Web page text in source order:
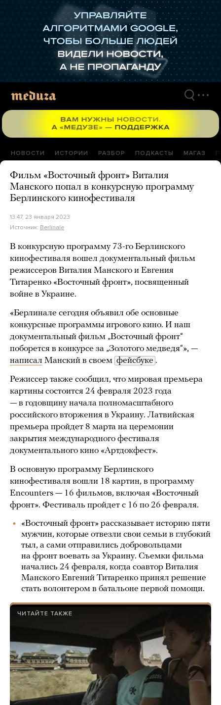
НОВОСТИ ИСТОРИИ РАЗБОР ПОДКАСТЫ МАГАЗ
Фильм «Восточный фронт» Виталия
Манского попал в конкурсную программу
Берлинского кинофестиваля
13:47, 23 января 2023
Источник: Berlinale
В конкурсную программу 73-го Берлинского
кинофестиваля вошел документальный фильм
режиссеров Виталия Манского и Евгения
Титаренко «Восточный фронт», посвященный
войне в Украине.
«Берлинале сегодня объявил обе основные
конкурсные программы игрового кино. И наш
документальный фильм „Восточный фронт“
поборется в конкурсе за „Золотого медведя“», —
написал Манский в своем фейсбуке .
Режиссер также сообщил, что мировая премьера
картины состоится 24 февраля 2023 года
— в годовщину начала полномасштабного
российского вторжения в Украину. Латвийская
премьера пройдет 8 марта на церемонии
закрытия международного фестиваля
документального кино «Артдокфест».
В основную программу Берлинского
кинофестиваля вошли 18 картин, в программу
Encounters — 16 фильмов, включая «Восточный
фронт». Фестиваль пройдет с 16 по 26 февраля.
«Восточный фронт» рассказывает историю пяти
мужчин, которые отвезли свои семьи в глубокий
тыл, а сами отправились добровольцами
на фронт воевать за Украину. Съемки фильма
начались 24 февраля, когда соавтор Виталия
Манского Евгений Титаренко принял решение
стать волонтером в батальоне первой помощи.
ЧИТАЙТЕ ТАКЖЕ